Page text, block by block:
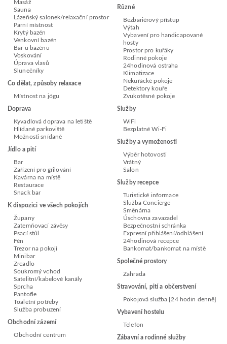
Masáž
Sauna
Lázeňský salonek/relaxační prostor
Parní místnost
Krytý bazén
Venkovní bazén
Bar u bazénu
Voskování
Úprava vlasů
Slunečníky
Co dělat, způsoby relaxace
Místnost na jógu
Doprava
Kyvadlová doprava na letiště
Hlídané parkoviště
Možnosti snídaně
Jídlo a pití
Bar
Zařízení pro grilování
Kavárna na místě
Restaurace
Snack bar
K dispozici ve všech pokojích
Župany
Zatemňovací závěsy
Psací stůl
Fén
Trezor na pokoji
Minibar
Zrcadlo
Soukromý vchod
Satelitní/kabelové kanály
Sprcha
Pantofle
Toaletní potřeby
Služba probuzení
Obchodní zázemí
Obchodní centrum
Různé
Bezbariérový přístup
Výtah
Vybavení pro handicapované
hosty
Prostor pro kuřáky
Rodinné pokoje
24hodinová ostraha
Klimatizace
Nekuřácké pokoje
Detektory kouře
Zvukotěsné pokoje
Služby
WiFi
Bezplatné Wi-Fi
Služby a vymoženosti
Výběr hotovosti
Vrátný
Salon
Služby recepce
Turistické informace
Služba Concierge
Směnárna
Úschovna zavazadel
Bezpečnostní schránka
Expresní přihlášení/odhlášení
24hodinová recepce
Bankomat/bankomat na místě
Společné prostory
Zahrada
Stravování, pití a občerstvení
Pokojová služba [24 hodin denně]
Vybavení hostelu
Telefon
Zábavní a rodinné služby